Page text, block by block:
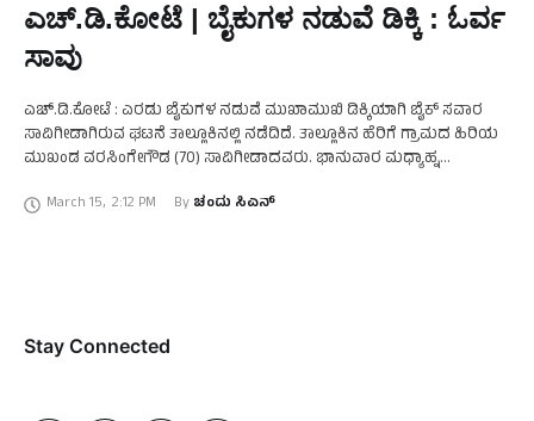
ಎಚ್‌.ಡಿ.ಕೋಟೆ | ಬೈಕುಗಳ ನಡುವೆ ಡಿಕ್ಕಿ : ಓರ್ವ
ಸಾವು
ಎಚ್.ಡಿ.ಕೋಟೆ : ಎರಡು ಬೈಕುಗಳ ನಡುವೆ ಮುಖಾಮುಖಿ ಡಿಕ್ಕಿಯಾಗಿ ಬೈಕ್ ಸವಾರ
ಸಾವಿಗೀಡಾಗಿರುವ ಘಟನೆ ತಾಲ್ಲೂಕಿನಲ್ಲಿ ನಡೆದಿದೆ. ತಾಲ್ಲೂಕಿನ ಹೆರಿಗೆ ಗ್ರಾಮದ ಹಿರಿಯ
ಮುಖಂಡ ವರಸಿಂಗೇಗೌಡ (70) ಸಾವಿಗೀಡಾದವರು. ಭಾನುವಾರ ಮಧ್ಯಾಹ್ನ
March 15, 2:12 PM By ಚಂದು ಸಿಎನ್
Stay Connected​